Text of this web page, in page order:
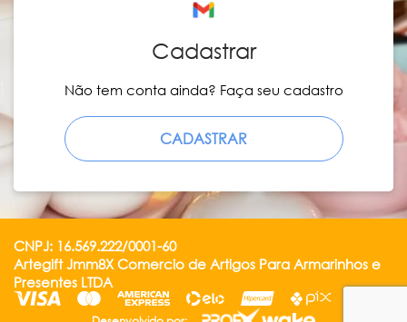
Cadastrar
Não tem conta ainda? Faça seu cadastro
CADASTRAR
CNPJ: 16.569.222/0001-60
Artegift Jmm8X Comercio de Artigos Para Armarinhos e
Presentes LTDA